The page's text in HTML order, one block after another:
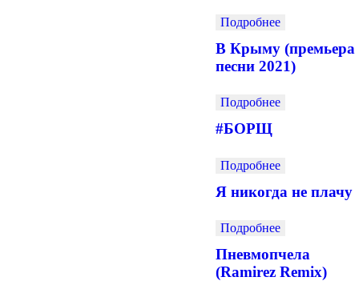
Подробнее
В Крыму (премьера
песни 2021)
Подробнее
#БОРЩ
Подробнее
Я никогда не плачу
Подробнее
Пневмопчела
(Ramirez Remix)